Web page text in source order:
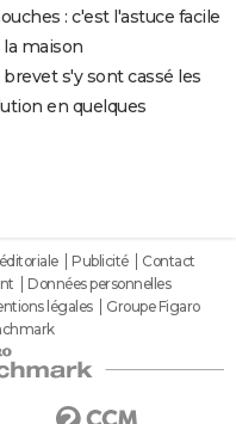
: c'est l'astuce facile
maison
s'y sont cassé les
en quelques
Publicité
Contact
Données personnelles
légales
Groupe Figaro